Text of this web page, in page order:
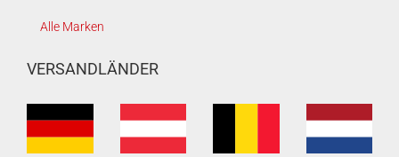
Alle Marken
VERSANDLÄNDER